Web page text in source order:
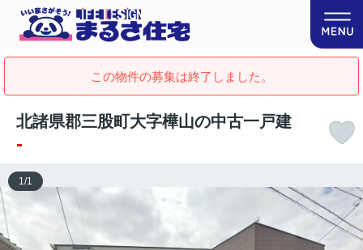
この物件の募集は終了しました。
北諸県郡三股町大字樺山の中古一戸建
-
1/1